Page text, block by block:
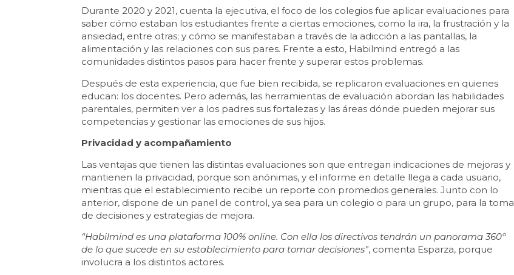
Durante 2020 y 2021, cuenta la ejecutiva, el foco de los colegios fue aplicar evaluaciones para
saber cómo estaban los estudiantes frente a ciertas emociones, como la ira, la frustración y la
ansiedad, entre otras; y cómo se manifestaban a través de la adicción a las pantallas, la
alimentación y las relaciones con sus pares. Frente a esto, Habilmind entregó a las
comunidades distintos pasos para hacer frente y superar estos problemas.
Después de esta experiencia, que fue bien recibida, se replicaron evaluaciones en quienes
educan: los docentes. Pero además, las herramientas de evaluación abordan las habilidades
parentales, permiten ver a los padres sus fortalezas y las áreas dónde pueden mejorar sus
competencias y gestionar las emociones de sus hijos.
Privacidad y acompañamiento
Las ventajas que tienen las distintas evaluaciones son que entregan indicaciones de mejoras y
mantienen la privacidad, porque son anónimas, y el informe en detalle llega a cada usuario,
mientras que el establecimiento recibe un reporte con promedios generales. Junto con lo
anterior, dispone de un panel de control, ya sea para un colegio o para un grupo, para la toma
de decisiones y estrategias de mejora.
“Habilmind es una plataforma 100% online. Con ella los directivos tendrán un panorama 360º
de lo que sucede en su establecimiento para tomar decisiones”, comenta Esparza, porque
involucra a los distintos actores.